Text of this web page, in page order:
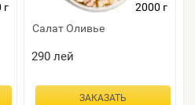
г
2000 г
Салат Оливье
290лей
ЗАКАЗАТЬ